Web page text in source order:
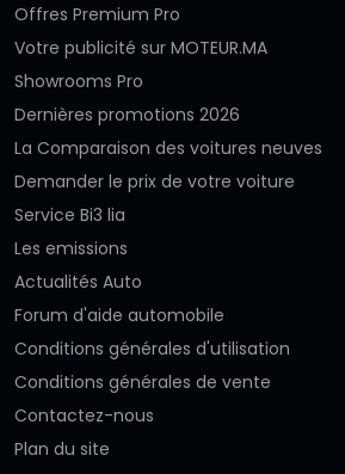
Offres Premium Pro
Votre publicité sur MOTEUR.MA
Showrooms Pro
Dernières promotions 2026
La Comparaison des voitures neuves
Demander le prix de votre voiture
Service Bi3 lia
Les emissions
Actualités Auto
Forum d'aide automobile
Conditions générales d'utilisation
Conditions générales de vente
Contactez-nous
Plan du site